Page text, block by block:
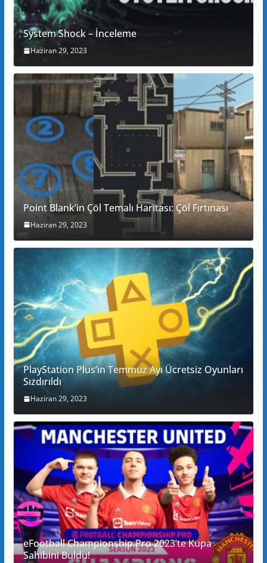
System Shock – İnceleme
Haziran 29, 2023
Point Blank’in Çöl Temalı Haritası: Çöl Fırtınası
Haziran 29, 2023
PlayStation Plus’ın Temmuz Ayı Ücretsiz Oyunları
Sızdırıldı
Haziran 29, 2023
eFootball Championship Pro 2023’te Kupa
Sahibini Buldu!